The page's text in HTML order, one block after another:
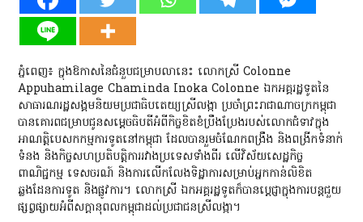
ភ្នំពេញ​៖​ ក្នុងឱកាសនៃជំនួបជម្រាបលានេះ លោកស្រី​ Colonne
Appuhamilage Chaminda Inoka Colonne ឯកអគ្គរដ្ឋទូតនៃ
សាធារណរដ្ឋសង្គមនិយមប្រជាធិបតេយ្យស្រីលង្កា ប្រចាំព្រះរាជាណាចក្រកម្ពុជា
បានគោរពជម្រាបជូនសម្ដេចធិបតីអំពីកិច្ចខិតខំប្រឹងប្រែងរបស់លោកជំទាវក្នុង
អាណត្តិបេសកកម្មការទូតនៅកម្ពុជា ដែលបានរួមចំណែកពង្រឹង និងពង្រីកទំនាក់
ទំនង និងកិច្ចសហប្រតិបត្តិការរវាងប្រទេសទាំងពីរ លើវិស័យសេដ្ឋកិច្ច
ពាណិជ្ជកម្ម ទេសចរណ៍ និងការលើកលែងទិដ្ឋាការសម្រាប់អ្នកកាន់លិខិត
ឆ្លងដែនការទូត និងផ្លូវការ។ លោកស្រី​ ឯកអគ្គរដ្ឋទូតក៏បានប្តេជ្ញាក្នុងការបន្តជួយ
ផ្សព្វផ្សាយអំពីសក្ដានុពលកម្ពុជាដល់ប្រជាជនស្រីលង្កា។